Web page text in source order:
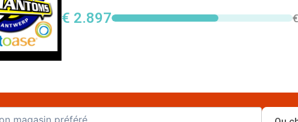
€ 2.897